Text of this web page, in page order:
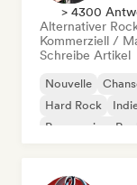
> 4300
Alternativer
Kommerziell /
Schreibe Artikel
Nouvelle
Hard Rock
Progressiver